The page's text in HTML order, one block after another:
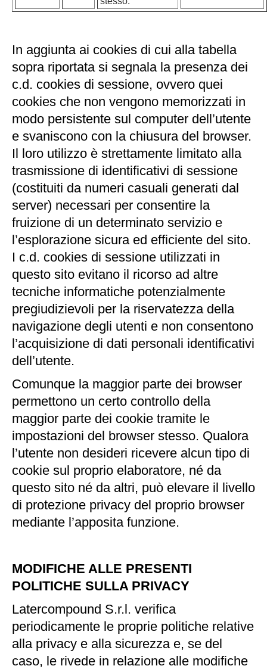
In aggiunta ai cookies di cui alla tabella
sopra riportata si segnala la presenza dei
c.d. cookies di sessione, ovvero quei
cookies che non vengono memorizzati in
modo persistente sul computer dell’utente
e svaniscono con la chiusura del browser.
Il loro utilizzo è strettamente limitato alla
trasmissione di identificativi di sessione
(costituiti da numeri casuali generati dal
server) necessari per consentire la
fruizione di un determinato servizio e
l’esplorazione sicura ed efficiente del sito.
I c.d. cookies di sessione utilizzati in
questo sito evitano il ricorso ad altre
tecniche informatiche potenzialmente
pregiudizievoli per la riservatezza della
navigazione degli utenti e non consentono
l’acquisizione di dati personali identificativi
dell’utente.
Comunque la maggior parte dei browser
permettono un certo controllo della
maggior parte dei cookie tramite le
impostazioni del browser stesso. Qualora
l’utente non desideri ricevere alcun tipo di
cookie sul proprio elaboratore, né da
questo sito né da altri, può elevare il livello
di protezione privacy del proprio browser
mediante l’apposita funzione.
MODIFICHE ALLE PRESENTI
POLITICHE SULLA PRIVACY
Latercompound S.r.l. verifica
periodicamente le proprie politiche relative
alla privacy e alla sicurezza e, se del
caso, le rivede in relazione alle modifiche